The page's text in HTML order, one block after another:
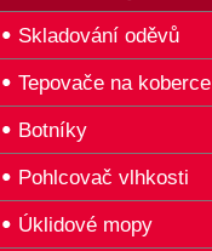
Skladování oděvů
Tepovače na koberce
Botníky
Pohlcovač vlhkosti
Úklidové mopy